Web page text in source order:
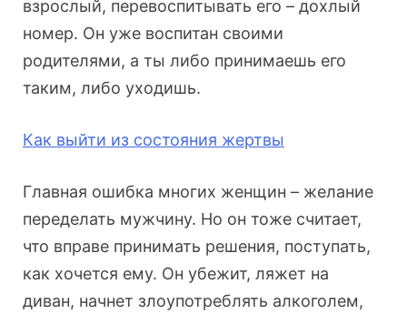
взрослый, перевоспитывать его – дохлый
номер. Он уже воспитан своими
родителями, а ты либо принимаешь его
таким, либо уходишь.
Как выйти из состояния жертвы
Главная ошибка многих женщин – желание
переделать мужчину. Но он тоже считает,
что вправе принимать решения, поступать,
как хочется ему. Он убежит, ляжет на
диван, начнет злоупотреблять алкоголем,